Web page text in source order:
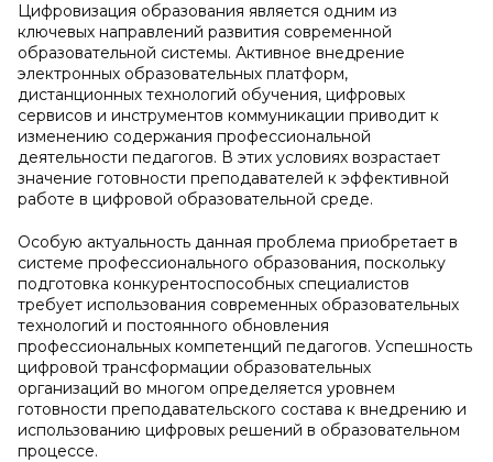
Цифровизация образования является одним из
ключевых направлений развития современной
образовательной системы. Активное внедрение
электронных образовательных платформ,
дистанционных технологий обучения, цифровых
сервисов и инструментов коммуникации приводит к
изменению содержания профессиональной
деятельности педагогов. В этих условиях возрастает
значение готовности преподавателей к эффективной
работе в цифровой образовательной среде.
Особую актуальность данная проблема приобретает в
системе профессионального образования, поскольку
подготовка конкурентоспособных специалистов
требует использования современных образовательных
технологий и постоянного обновления
профессиональных компетенций педагогов. Успешность
цифровой трансформации образовательных
организаций во многом определяется уровнем
готовности преподавательского состава к внедрению и
использованию цифровых решений в образовательном
процессе.